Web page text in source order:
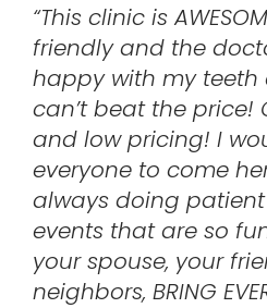
“This clinic is
friendly and the
happy with my teeth
can’t beat the price!
and low pricing! I
everyone to come
always doing
events that are so
your spouse, your
neighbors, BRING